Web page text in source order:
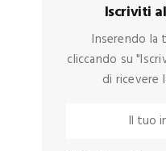
Iscriviti
Inserendo la
cliccando su
di ricevere